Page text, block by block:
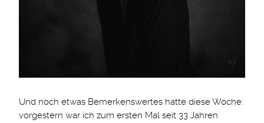
Und noch etwas Bemerkenswertes hatte diese Woche:
vorgestern war ich zum ersten Mal seit 33 Jahren